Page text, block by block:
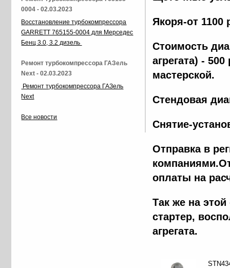
Якоря-от 1100
Стоимость
агрегата) -
мастерской.
Стендовая
Снятие-
Отправка в
оплаты на
Так же на
стартер,
агрегата.
0004 - 02.03.2023
Восстановление турбокомпрессора
GARRETT 765155-0004 для Мерседес
Бенц 3.0, 3.2 дизель
Ремонт турбокомпрессора ГАЗель
Next - 02.03.2023
Ремонт турбокомпрессора ГАЗель
Next
Все новости